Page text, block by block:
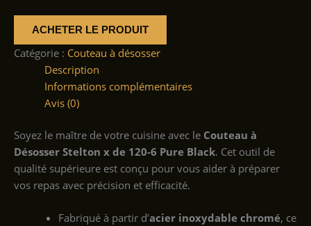
ACHETER LE PRODUIT
Catégorie : Couteau à désosser
Description
Informations complémentaires
Avis (0)
Soyez le maître de votre cuisine avec le Couteau à
Désosser Stelton x de 120-6 Pure Black. Cet outil de
qualité supérieure est conçu pour vous aider à préparer
vos repas avec précision et efficacité.
Fabriqué à partir d’acier inoxydable chromé, ce